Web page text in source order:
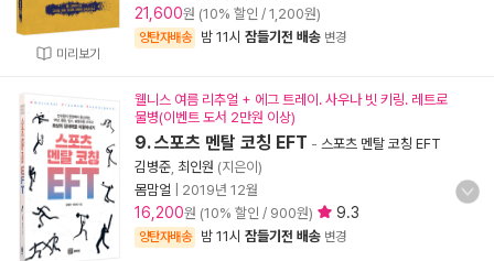
미리보기
21,600원 (10% 할인 / 1,200원)
양탄자배송 밤 11시 잠들기전 배송 변경
웰니스 여름 리추얼 + 에그 트레이. 사우나 빗 키링. 레트로
물병(이벤트 도서 2만원 이상)
9. 스포츠 멘탈 코칭 EFT - 스포츠 멘탈 코칭 EFT
김병준 최인원 (지은이)
몸맘얼
2019년 12월
16,200원 (10% 할인 / 900원) 9.3
양탄자배송 밤 11시 잠들기전 배송 변경